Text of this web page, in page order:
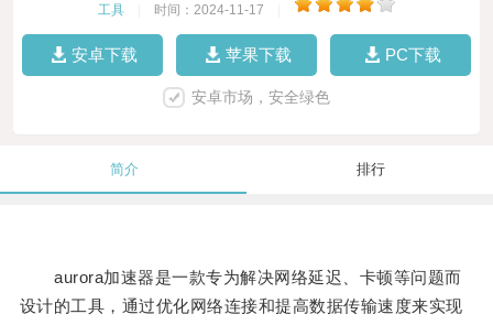
工具 时间：2024-11-17
安卓下载 苹果下载 PC下载
安卓市场，安全绿色
简介 排行
aurora加速器是一款专为解决网络延迟、卡顿等问题而
设计的工具，通过优化网络连接和提高数据传输速度来实现